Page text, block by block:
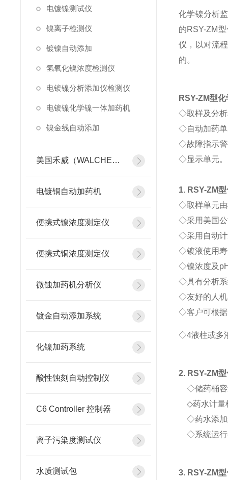
电镀镍测试仪
镍离子检测仪
镀镍自动添加
氢氧化镍浓度检测仪
电镀镍分析添加仪检测仪
电镀镍化学镍一体加药机
镍金线自动添加
美国禾威（WALCHEM）自动添加控制器
电镀铜自动加药机
便携式镍浓度测定仪
便携式铜浓度测定仪
微蚀加药机分析仪
镀金自动添加系统
化镍加药系统
酸性蚀刻自动控制仪
C6 Controller 控制器
离子污染度测试仪
水质测试包
化学镍分析
的RSY-ZM
仪，以对流
的。
RSY-ZM型化
◇取样及分析
◇自动加药单
◇故障指示警
◇显示单元。
1. RSY-ZM型
◇取样单元由
◇采用美国公
◇采用自动计
◇镀液使用寿
◇镍浓度及
◇具有分析系
◇友好的人
◇客户可根据
◇4液柱或多
2. RSY-ZM型
◇储药桶容
◇药水计量
◇药水添加
◇系统运行
3. RSY-ZM型